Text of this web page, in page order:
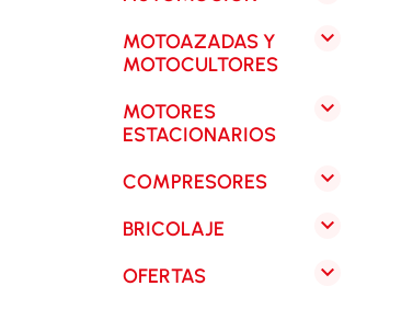
MOTOAZADAS Y
MOTOCULTORES

MOTORES
ESTACIONARIOS

COMPRESORES 
BRICOLAJE 
OFERTAS 